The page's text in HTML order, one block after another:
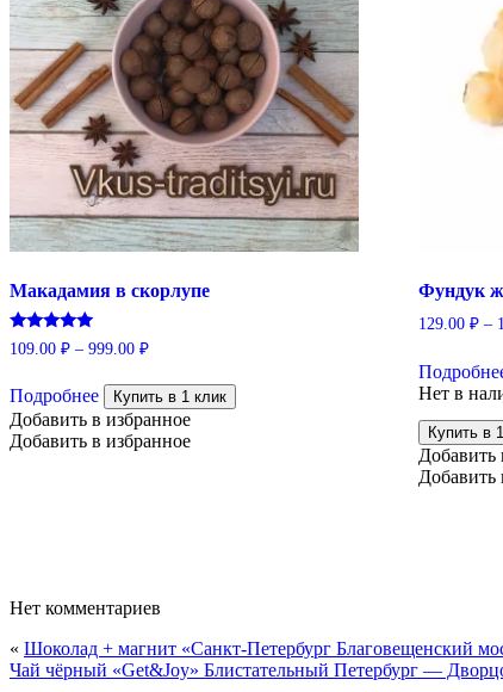
Макадамия в скорлупе
Оценка
5.00
109.00 ₽ – 999.00 ₽
Подробнеетовар
имеет
несколько
Купить в 1 клик
Добавить в избранное
Добавить в избранное
Фундук
129.00₽ –
Нет в
Купить в
Добавить
Добавить
Нет комментариев
« Шоколад + магнит «Санкт-Петербург Благовещенский
Чай чёрный «Get&Joy» Блистательный Петербург —